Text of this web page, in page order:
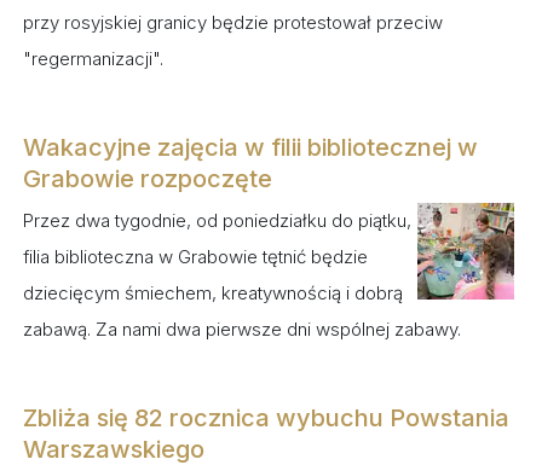
przy rosyjskiej granicy będzie protestował przeciw
"regermanizacji".
Wakacyjne zajęcia w filii bibliotecznej w
Grabowie rozpoczęte
Przez dwa tygodnie, od poniedziałku do piątku,
filia biblioteczna w Grabowie tętnić będzie
dziecięcym śmiechem, kreatywnością i dobrą
zabawą. Za nami dwa pierwsze dni wspólnej zabawy.
Zbliża się 82 rocznica wybuchu Powstania
Warszawskiego